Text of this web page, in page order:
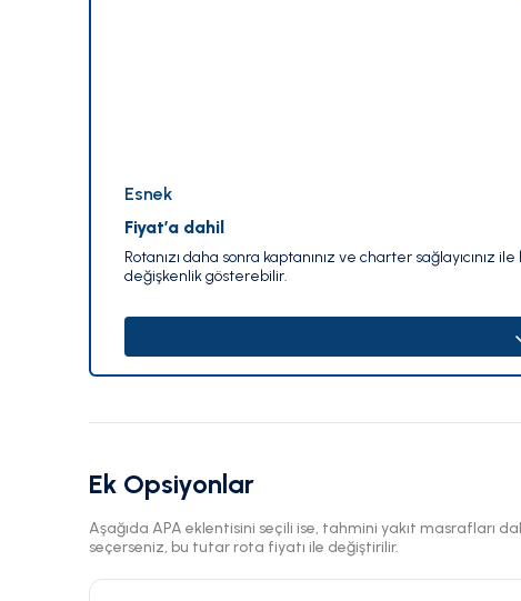
Esnek
Fiyat’a dahil
Rotanızı daha sonra kaptanınız ve charter
değişkenlik gösterebilir.
Ek Opsiyonlar
Aşağıda APA eklentisini seçili ise, tahmini yakıt masrafları
seçerseniz, bu tutar rota fiyatı ile değiştirilir.